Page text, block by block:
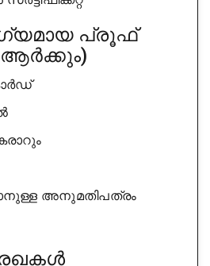
Legal
: 11 years
Get Appointment
പ്രൂഫ്
ആർക്കും)
അനുമതിപത്രം